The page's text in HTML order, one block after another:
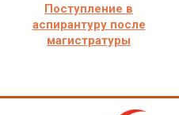
Поступление в
аспирантуру после
магистратуры